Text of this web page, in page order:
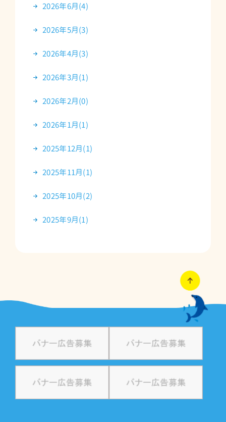
2026年6月(4)
2026年5月(3)
2026年4月(3)
2026年3月(1)
2026年2月(0)
2026年1月(1)
2025年12月(1)
2025年11月(1)
2025年10月(2)
2025年9月(1)